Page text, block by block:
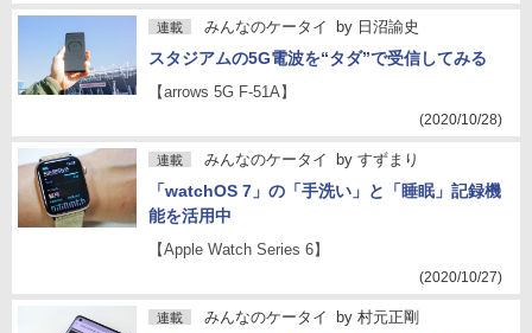
連載 みんなのケータイ by 日沼諭史
スタジアムの5G電波を“タダ”で受信してみる
【arrows 5G F-51A】
(2020/10/28)
連載 みんなのケータイ by すずまり
「watchOS 7」の「手洗い」と「睡眠」記録機
能を活用中
【Apple Watch Series 6】
(2020/10/27)
連載 みんなのケータイ by 村元正剛